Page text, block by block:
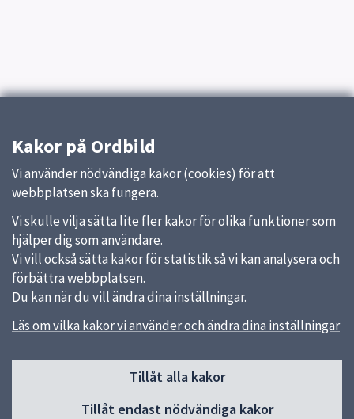
Kakor på Ordbild
Vi använder nödvändiga kakor (cookies) för att
webbplatsen ska fungera.
Vi skulle vilja sätta lite fler kakor för olika funktioner som
hjälper dig som användare.
Vi vill också sätta kakor för statistik så vi kan analysera och
förbättra webbplatsen.
Du kan när du vill ändra dina inställningar.
Läs om vilka kakor vi använder och ändra dina inställningar
Tillåt alla kakor
Tillåt endast nödvändiga kakor
Sidfot